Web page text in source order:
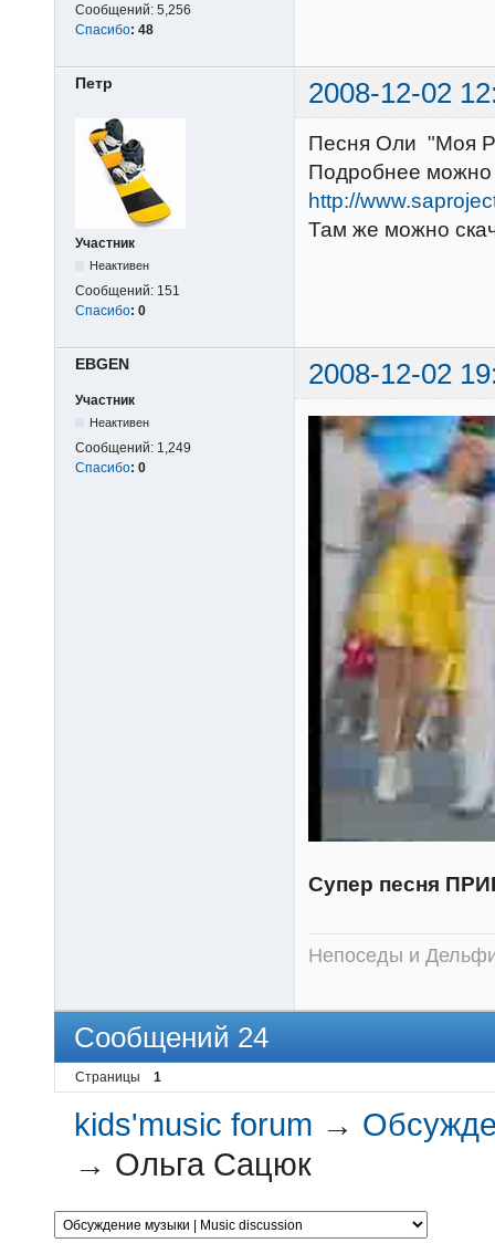
Сообщений: 5,256
Спасибо: 48
Петр 2008-12-02
Участник
Неактивен
Сообщений: 151
Спасибо: 0
Песня Оли "Моя
Подробнее можно
http://
Там же можно
EВGEN 2008-12-02
Участник
Неактивен
Сообщений: 1,249
Спасибо: 0
Супер песня
Непоседы и
Сообщений 24
Страницы 1
kids'music forum →
→ Ольга Сацюк